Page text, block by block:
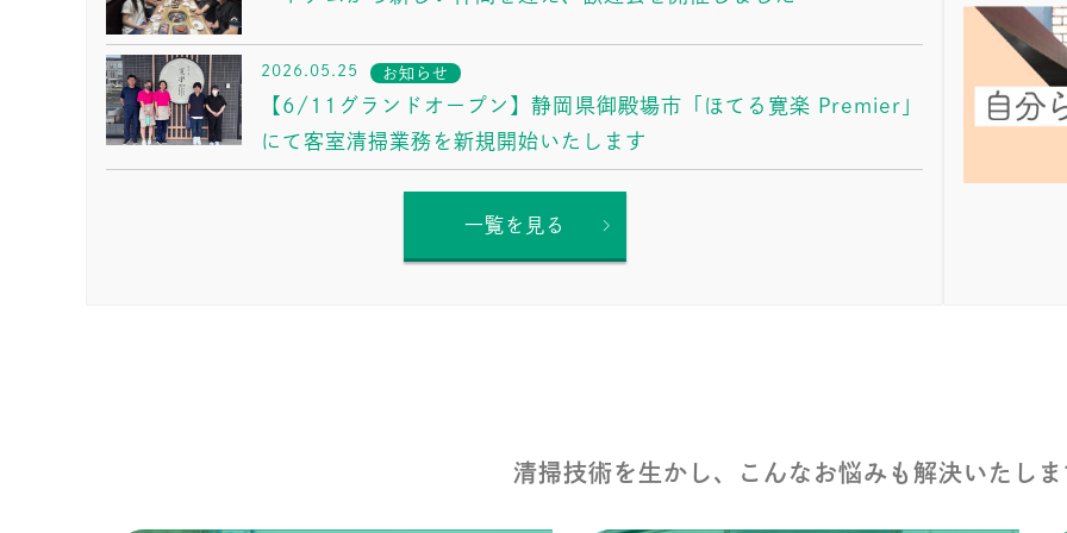
2026.05.25 お知らせ
【6/11グランドオープン】静岡県御殿場市「ほてる寛楽 Premier」
にて客室清掃業務を新規開始いたします
一覧を見る
清掃技術を生かし、こんなお悩みも解決いたし